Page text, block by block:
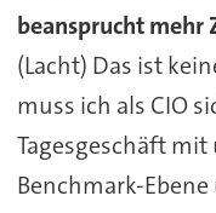
beansprucht mehr
(Lacht) Das ist
muss ich als CIO
Tagesgeschäft
Benchmark-